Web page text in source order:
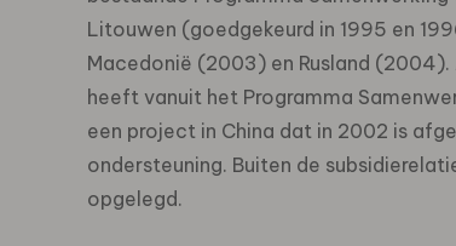
Litouwen (goedgekeurd in 1995 en
Macedonië (2003) en Rusland
heeft vanuit het Programma
een project in China dat in 2002 is
ondersteuning. Buiten de
opgelegd.